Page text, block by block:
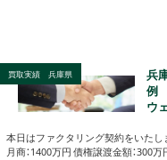
買取実績 兵庫県
兵
例
ウ
本日はファクタリング契約をいたし
月商：1400万円 債権譲渡金額：300